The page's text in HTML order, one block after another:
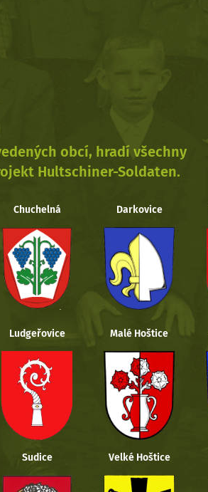
obcí, hradí všechny
Hultschiner-Soldaten.
Chuchelná Darkovice
Ludgeřovice Malé Hoštice
Sudice Velké Hoštice